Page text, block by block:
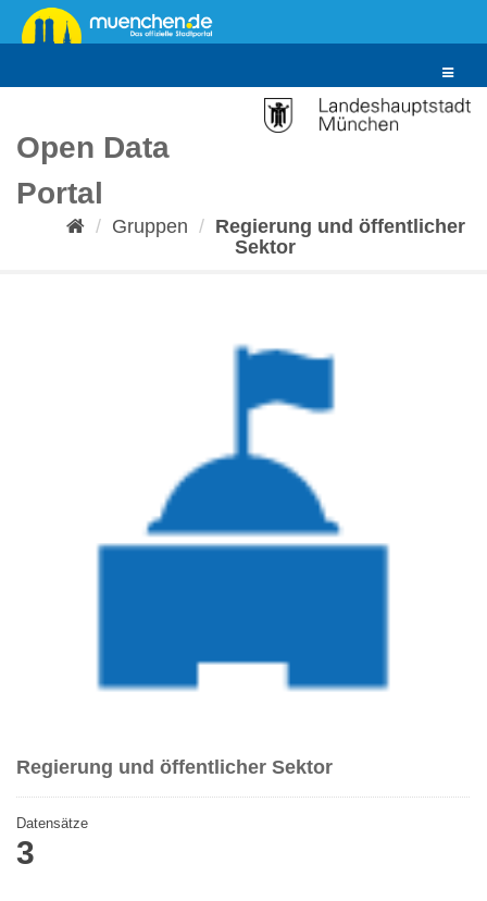
Überspringen
zum
Toggle
Open Data
Portal
Gruppen
Regierung und öffentlicher
Sektor
Regierung und öffentlicher Sektor
Datensätze
3